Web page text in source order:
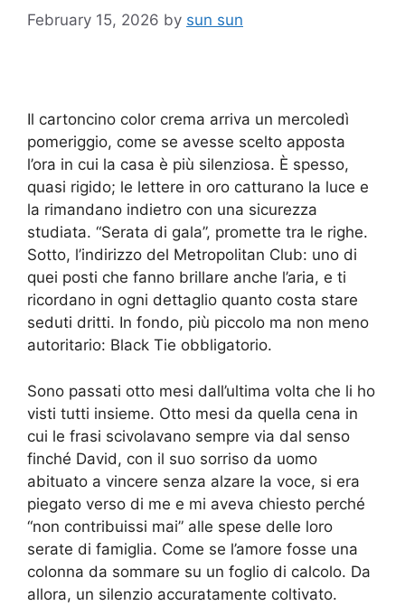
February 15, 2026 by sun sun
Il cartoncino color crema arriva un mercoledì
pomeriggio, come se avesse scelto apposta
l’ora in cui la casa è più silenziosa. È spesso,
quasi rigido; le lettere in oro catturano la luce e
la rimandano indietro con una sicurezza
studiata. “Serata di gala”, promette tra le righe.
Sotto, l’indirizzo del Metropolitan Club: uno di
quei posti che fanno brillare anche l’aria, e ti
ricordano in ogni dettaglio quanto costa stare
seduti dritti. In fondo, più piccolo ma non meno
autoritario: Black Tie obbligatorio.
Sono passati otto mesi dall’ultima volta che li ho
visti tutti insieme. Otto mesi da quella cena in
cui le frasi scivolavano sempre via dal senso
finché David, con il suo sorriso da uomo
abituato a vincere senza alzare la voce, si era
piegato verso di me e mi aveva chiesto perché
“non contribuissi mai” alle spese delle loro
serate di famiglia. Come se l’amore fosse una
colonna da sommare su un foglio di calcolo. Da
allora, un silenzio accuratamente coltivato.